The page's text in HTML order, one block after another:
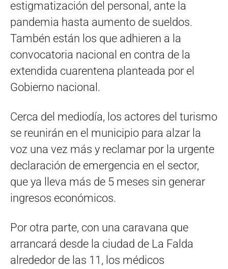
estigmatización del personal, ante la
pandemia hasta aumento de sueldos.
Tambén están los que adhieren a la
convocatoria nacional en contra de la
extendida cuarentena planteada por el
Gobierno nacional.
Cerca del mediodía, los actores del turismo
se reunirán en el municipio para alzar la
voz una vez más y reclamar por la urgente
declaración de emergencia en el sector,
que ya lleva más de 5 meses sin generar
ingresos económicos.
Por otra parte, con una caravana que
arrancará desde la ciudad de La Falda
alrededor de las 11, los médicos